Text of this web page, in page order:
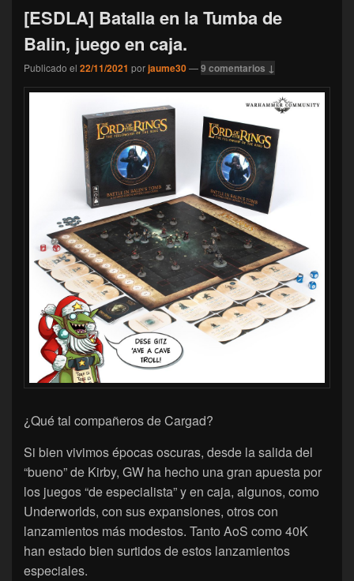
[ESDLA] Batalla en la Tumba de
Balin, juego en caja.
Publicado el 22/11/2021 porjaume30—9 comentarios ↓
¿Qué tal compañeros de Cargad?
Si bien vivimos épocas oscuras, desde la salida del
“bueno” de Kirby, GW ha hecho una gran apuesta por
los juegos “de especialista” y en caja, algunos, como
Underworlds, con sus expansiones, otros con
lanzamientos más modestos. Tanto AoS como 40K
han estado bien surtidos de estos lanzamientos
especiales.